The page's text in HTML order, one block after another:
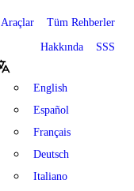
Araçlar Tüm Rehberler
Hakkında SSS
English
Español
Français
Deutsch
Italiano